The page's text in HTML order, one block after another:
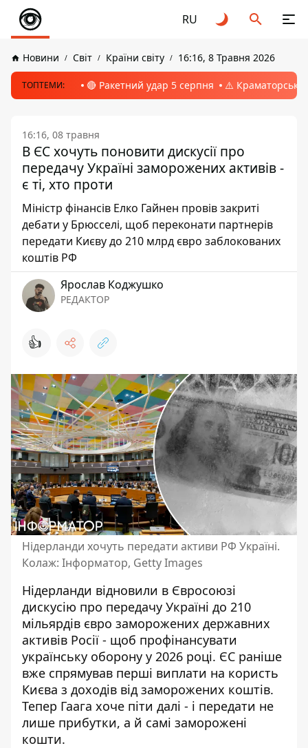
RU
Новини Світ Країни світу 16:16, 8 Травня 2026
ТОПТЕМИ: 🔴 Ракетний удар 5 серпня ⚠️ Краматорськ,
16:16, 08 травня
В ЄС хочуть поновити дискусії про
передачу Україні заморожених активів -
є ті, хто проти
Міністр фінансів Елко Гайнен провів закриті
дебати у Брюсселі, щоб переконати партнерів
передати Києву до 210 млрд євро заблокованих
коштів РФ
Ярослав Коджушко
РЕДАКТОР
👍
Нідерланди хочуть передати активи РФ Україні.
Колаж: Інформатор, Getty Images
Нідерланди відновили в Євросоюзі
дискусію про передачу Україні до 210
мільярдів євро заморожених державних
активів Росії - щоб профінансувати
українську оборону у 2026 році. ЄС раніше
вже спрямував перші виплати на користь
Києва з доходів від заморожених коштів.
Тепер Гаага хоче піти далі - і передати не
лише прибутки, а й самі заморожені
кошти.